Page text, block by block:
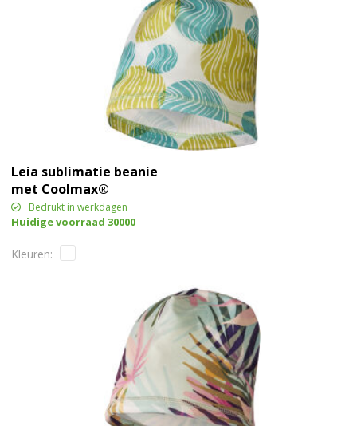
Leia sublimatie beanie
met Coolmax®
Bedrukt in werkdagen
Huidige voorraad30000